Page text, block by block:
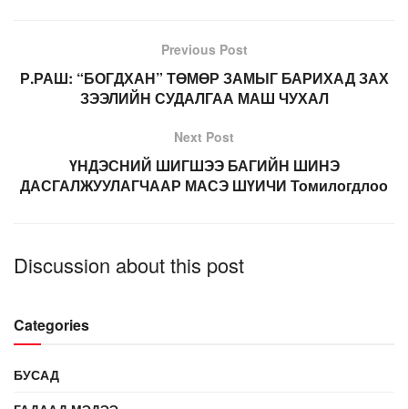
Previous Post
Р.РАШ: “БОГДХАН” ТӨМӨР ЗАМЫГ БАРИХАД ЗАХ
ЗЭЭЛИЙН СУДАЛГАА МАШ ЧУХАЛ
Next Post
ҮНДЭСНИЙ ШИГШЭЭ БАГИЙН ШИНЭ
ДАСГАЛЖУУЛАГЧААР МАСЭ ШҮИЧИ Томилогдлоо
Discussion about this post
Categories
БУСАД